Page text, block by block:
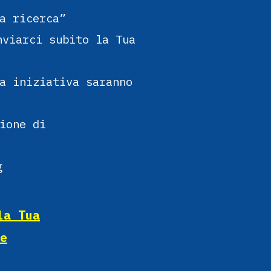
ricerca”
subito la Tua
iniziativa saranno
di
Tua